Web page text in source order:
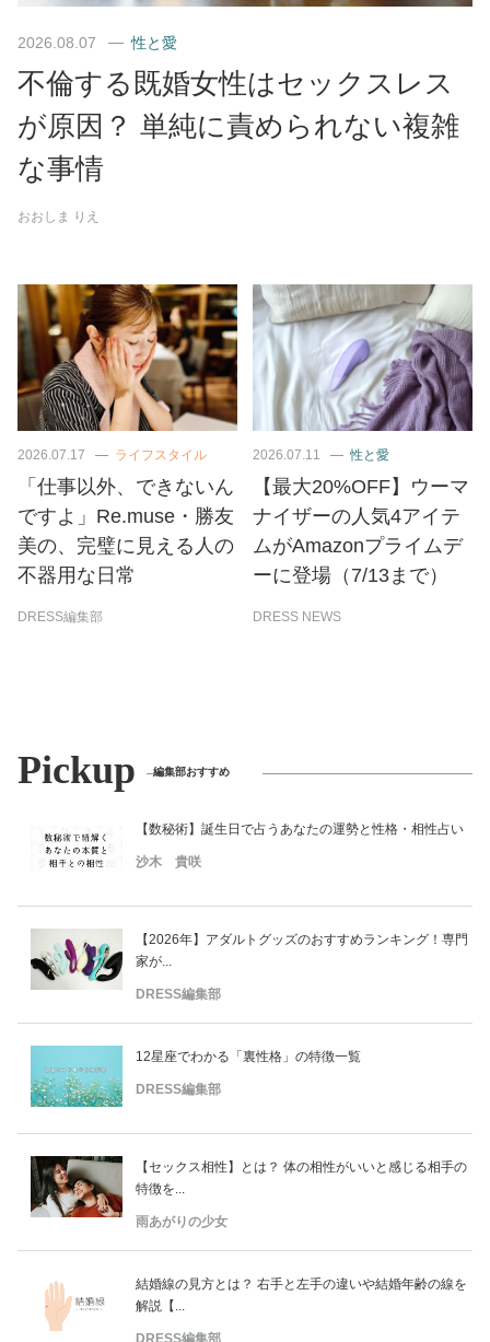
2026.08.07 性と愛
不倫する既婚女性はセックスレス
が原因？ 単純に責められない複雑
な事情
おおしま りえ
2026.07.17 ライフスタイル
「仕事以外、できないん
ですよ」Re.muse・勝友
美の、完璧に見える人の
不器用な日常
DRESS編集部
2026.07.11 性と愛
【最大20%OFF】ウーマ
ナイザーの人気4アイテ
ムがAmazonプライムデ
ーに登場（7/13まで）
DRESS NEWS
Pickup 編集部おすすめ
【数秘術】誕生日で占うあなたの運勢と性格・相性占い
沙木 貴咲
【2026年】アダルトグッズのおすすめランキング！専門
家が...
DRESS編集部
12星座でわかる「裏性格」の特徴一覧
DRESS編集部
【セックス相性】とは？ 体の相性がいいと感じる相手の
特徴を...
雨あがりの少女
結婚線の見方とは？ 右手と左手の違いや結婚年齢の線を
解説【...
DRESS編集部